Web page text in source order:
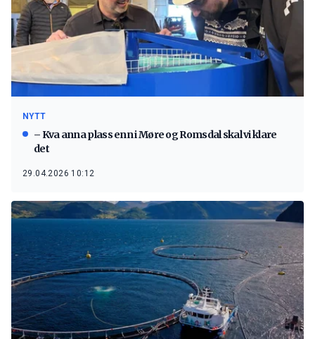
NYTT
– Kva anna plass enn i Møre og Romsdal skal vi klare
det
29.04.2026 10:12